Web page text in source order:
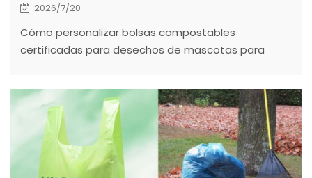
2026/7/20
Cómo personalizar bolsas compostables
certificadas para desechos de mascotas para